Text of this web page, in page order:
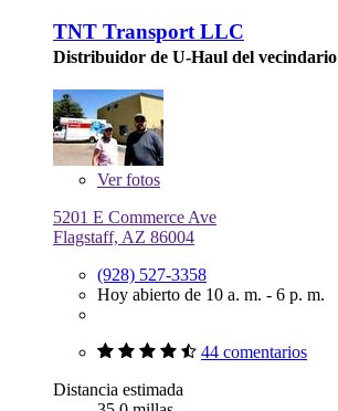
TNT Transport LLC
Distribuidor de U-Haul del vecindario
Verfotos
5201 E Commerce Ave
Flagstaff, AZ 86004
(928) 527-3358
Hoy abierto de 10 a. m. - 6 p. m.
44 comentarios
Distancia estimada